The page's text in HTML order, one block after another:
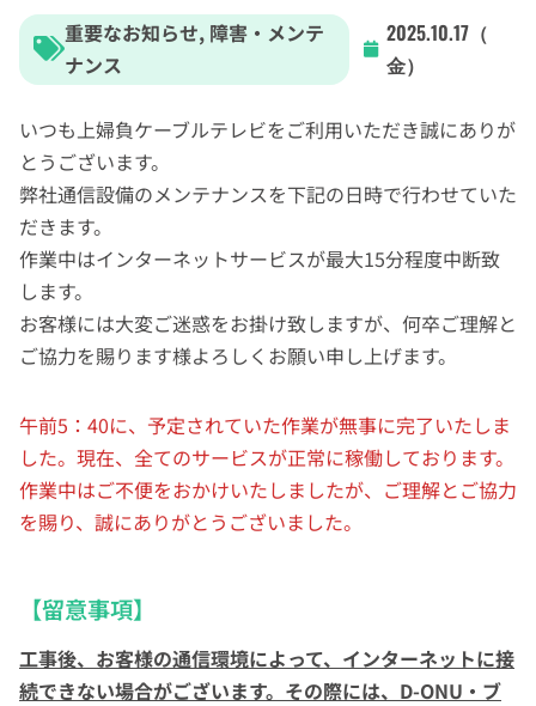
重要なお知らせ, 障害・メンテ
ナンス
2025.10.17（
金）
いつも上婦負ケーブルテレビをご利用いただき誠にありが
とうございます。
弊社通信設備のメンテナンスを下記の日時で行わせていた
だきます。
作業中はインターネットサービスが最大15分程度中断致
します。
お客様には大変ご迷惑をお掛け致しますが、何卒ご理解と
ご協力を賜ります様よろしくお願い申し上げます。
午前5：40に、予定されていた作業が無事に完了いたしま
した。現在、全てのサービスが正常に稼働しております。
作業中はご不便をおかけいたしましたが、ご理解とご協力
を賜り、誠にありがとうございました。
【留意事項】
工事後、お客様の通信環境によって、インターネットに接
続できない場合がございます。その際には、 D-ONU ・ブ